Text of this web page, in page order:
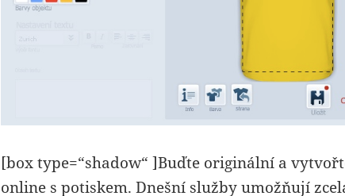
[box type=“shadow“ ]Buďte originální a
online s potiskem. Dnešní služby umožňují